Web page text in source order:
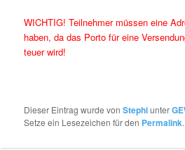
WICHTIG! Teilnehmer müssen eine
haben, da das Porto für eine
teuer wird!
Dieser Eintrag wurde vonStephiunter
Setze ein Lesezeichen für den Permalink.